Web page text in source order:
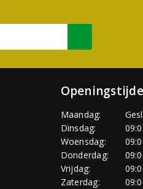
Maandag:
Dinsdag:
Woensdag:
Donderdag:
Vrijdag:
Zaterdag: